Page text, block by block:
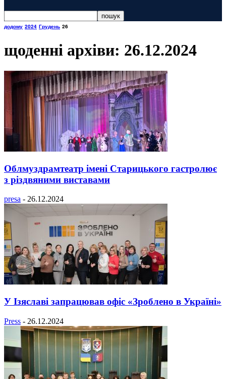
додому 2024 Грудень 26
щоденні архіви: 26.12.2024
Облмуздрамтеатр імені Старицького гастролює
з різдвяними виставами
presa - 26.12.2024
У Ізяславі запрацював офіс «Зроблено в Україні»
Press - 26.12.2024